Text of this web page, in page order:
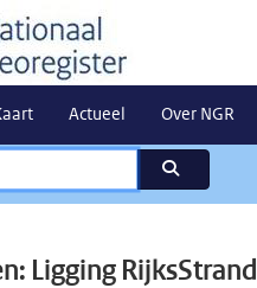
Actueel Over NGR
Ligging